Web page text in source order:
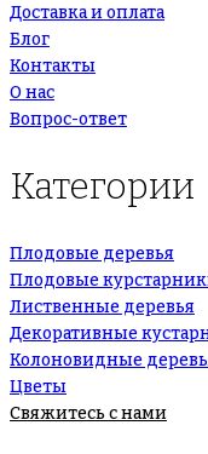
Доставка и оплата
Блог
Контакты
О нас
Вопрос-ответ
Категории
Плодовые деревья
Плодовые
Лиственные деревья
Декоративные
Колоновидные
Цветы
Свяжитесь с нами